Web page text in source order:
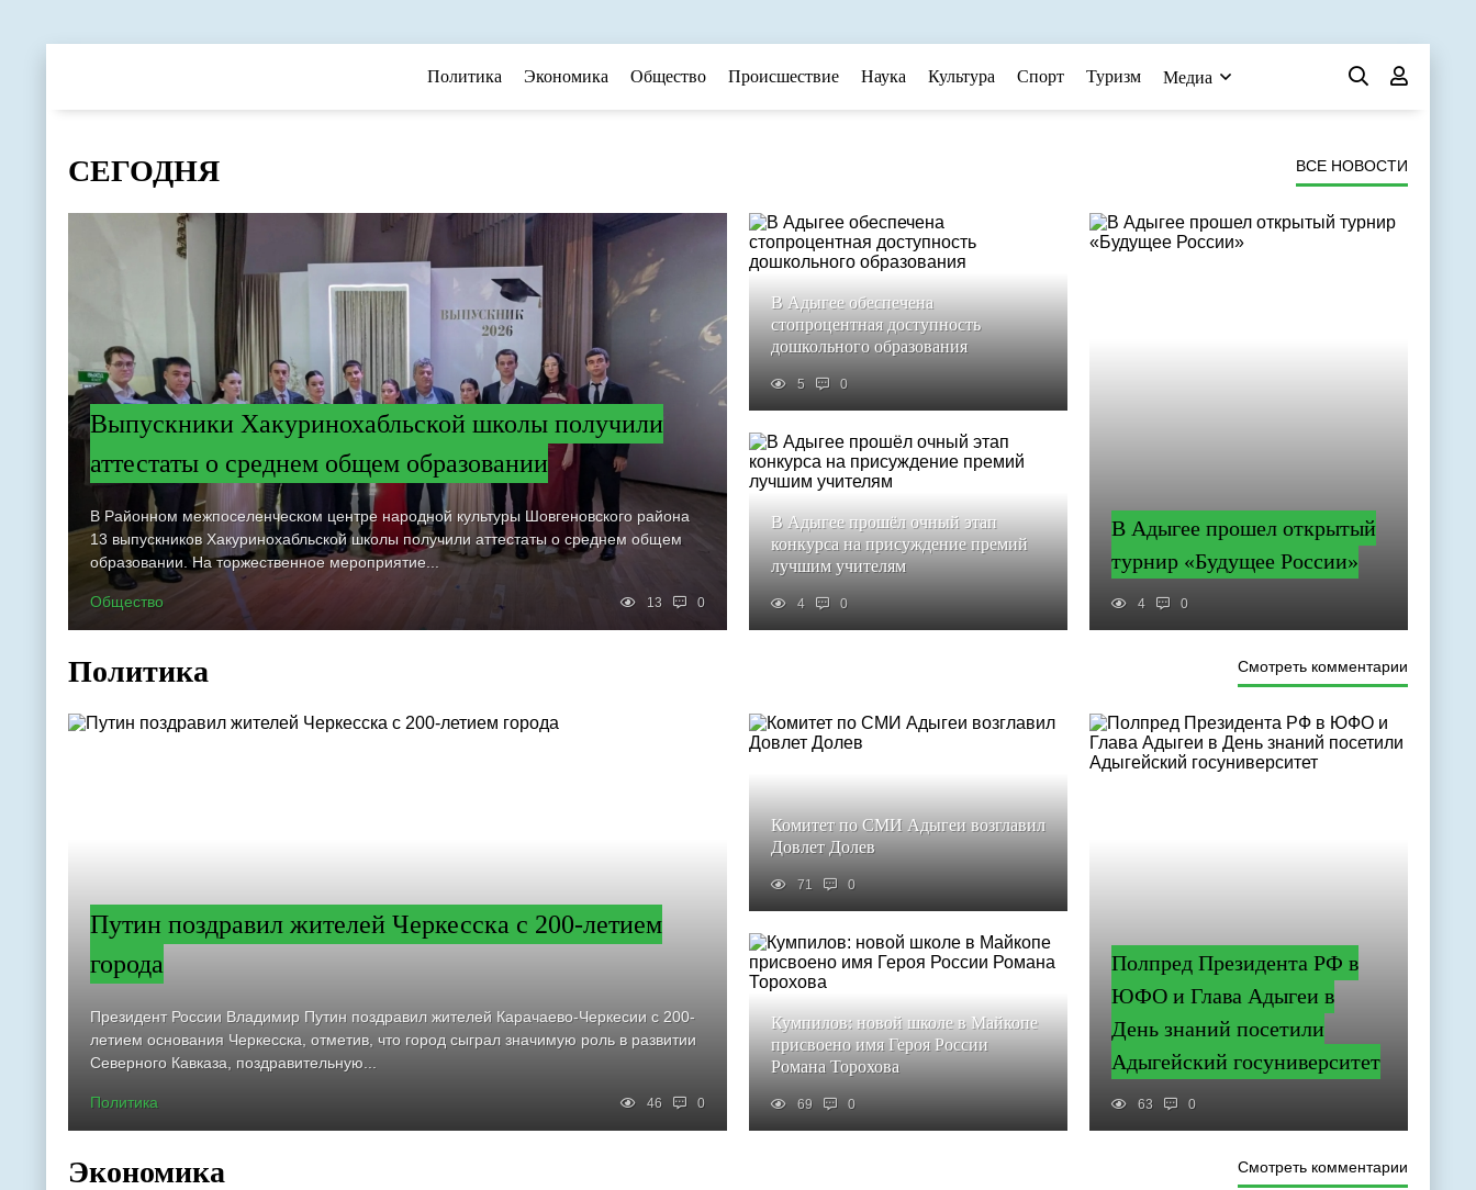
Политика Экономика Общество Происшествие Наука Культура Спорт Туризм Медиа
СЕГОДНЯ ВСЕ НОВОСТИ
Выпускники Хакуринохабльской школы получили
аттестаты о среднем общем образовании
В Районном межпоселенческом центре народной культуры Шовгеновского района
13 выпускников Хакуринохабльской школы получили аттестаты о среднем общем
образовании. На торжественное мероприятие...
Общество 13 0
В Адыгее обеспечена
стопроцентная доступность
дошкольного образования
5 0
В Адыгее прошел открытый
турнир «Будущее России»
4 0
В Адыгее прошёл очный этап
конкурса на присуждение премий
лучшим учителям
4 0
Политика Смотреть комментарии
Путин поздравил жителей Черкесска с 200-летием
города
Президент России Владимир Путин поздравил жителей Карачаево-Черкесии с 200-
летием основания Черкесска, отметив, что город сыграл значимую роль в развитии
Северного Кавказа, поздравительную...
Политика 46 0
Комитет по СМИ Адыгеи возглавил
Довлет Долев
71 0
Полпред Президента РФ в
ЮФО и Глава Адыгеи в
День знаний посетили
Адыгейский госуниверситет
63 0
Кумпилов: новой школе в Майкопе
присвоено имя Героя России
Романа Торохова
69 0
Экономика Смотреть комментарии